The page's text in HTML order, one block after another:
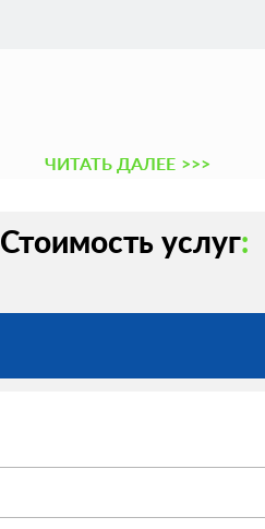
ЧИТАТЬ ДАЛЕЕ >>>
Стоимость услуг: